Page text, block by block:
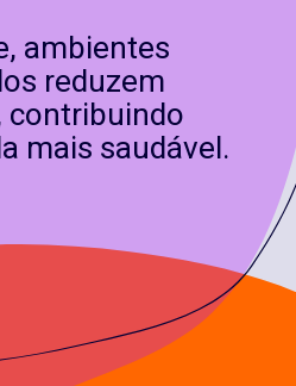
ambientes
reduzem
contribuindo
mais saudável.